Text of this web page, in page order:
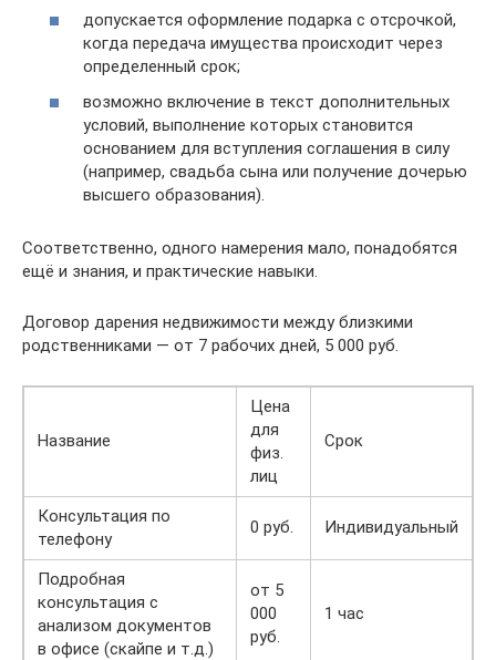
допускается оформление подарка с отсрочкой,
когда передача имущества происходит через
определенный срок;
возможно включение в текст дополнительных
условий, выполнение которых становится
основанием для вступления соглашения в силу
(например, свадьба сына или получение дочерью
высшего образования).
Соответственно, одного намерения мало, понадобятся
ещё и знания, и практические навыки.
Договор дарения недвижимости между близкими
родственниками — от 7 рабочих дней, 5 000 руб.
Название
Цена
для
физ.
лиц
Срок
Консультация по
телефону
0 руб. Индивидуальный
Подробная
консультация с
анализом документов
в офисе (скайпе и т.д.)
от 5
000
руб.
1 час